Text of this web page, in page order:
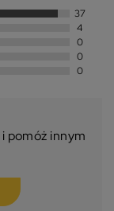
37
4
0
0
0
i pomóż innym